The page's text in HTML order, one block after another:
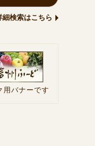
細検索はこちら
用バナーです